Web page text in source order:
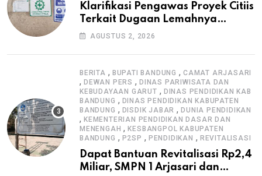
Klarifikasi Pengawas Proyek Citiis
Terkait Dugaan Lemahnya
Pengawasan K3
AGUSTUS 2, 2026
BERITA , BUPATI BANDUNG ,CAMAT ARJASARI
, DEWAN PERS , DINAS PARIWISATA DAN
KEBUDAYAAN GARUT , DINAS PENDIDIKAN KAB
BANDUNG , DINAS PENDIDIKAN KABUPATEN
BANDUNG , DISDIK JABAR ,DUNIA PENDIDIKAN
, KEMENTERIAN PENDIDIKAN DASAR DAN
MENENGAH ,KESBANGPOL KABUPATEN
BANDUNG , P2SP , PENDIDIKAN , REVITALISASI
Dapat Bantuan Revitalisasi Rp2,4
Miliar, SMPN 1 Arjasari dan